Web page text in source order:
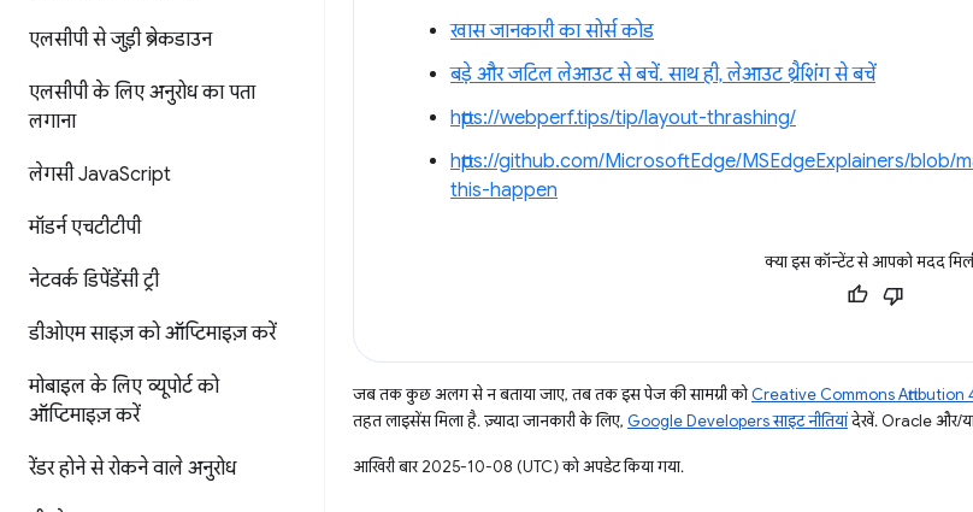
एलसीपी से जुड़ी ब्रेकडाउन
एलसीपी के लिए अनुरोध का पता
लगाना
लेगसी JavaScript
मॉडर्न एचटीटीपी
नेटवर्क डिपेंडेंसी ट्री
डीओएम साइज़ को ऑप्टिमाइज़ करें
मोबाइल के लिए व्यूपोर्ट को
ऑप्टिमाइज़ करें
रेंडर होने से रोकने वाले अनुरोध
खास जानकारी का सोर्स कोड
बड़े और जटिल लेआउट से बचें. साथ ही, लेआउट थ्रैशिंग से बचें
https://webperf.tips/tip/layout-thrashing/
https://github.com/MicrosoftEdge/MSEdgeExplainers/blob/
this-happen
क्या इस कॉन्टेंट से आपको मदद
जब तक कुछ अलग से न बताया जाए, तब तक इस पेज की सामग्री कोCreative Commons Attribution
तहत लाइसेंस मिला है. ज़्यादा जानकारी के लिए, Google Developers साइट नीतियांदेखें. Oracle और/या
आखिरी बार 2025-10-08 (UTC) को अपडेट किया गया.